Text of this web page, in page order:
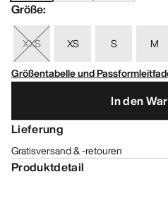
Größe:
XXS XS S M
Größentabelle und
In den
Lieferung
Gratisversand & -retouren
Produktdetail